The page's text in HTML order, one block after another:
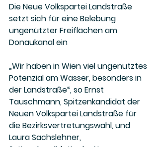
Die Neue Volkspartei Landstraße
setzt sich für eine Belebung
ungenützter Freiflächen am
Donaukanal ein
„Wir haben in Wien viel ungenutztes
Potenzial am Wasser, besonders in
der Landstraße“, so Ernst
Tauschmann, Spitzenkandidat der
Neuen Volkspartei Landstraße für
die Bezirksvertretungswahl, und
Laura Sachslehner,